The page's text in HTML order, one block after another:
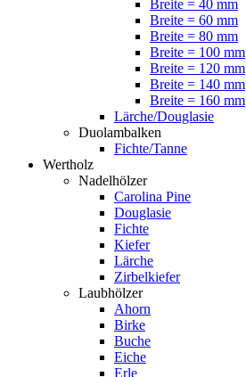
Breite = 40 mm
Breite = 60 mm
Breite = 80 mm
Breite = 100 mm
Breite = 120 mm
Breite = 140 mm
Breite = 160 mm
Lärche/Douglasie
Duolambalken
Fichte/Tanne
Wertholz
Nadelhölzer
Carolina Pine
Douglasie
Fichte
Kiefer
Lärche
Zirbelkiefer
Laubhölzer
Ahorn
Birke
Buche
Eiche
Erle